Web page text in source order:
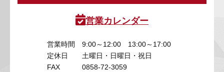
営業カレンダー
営業時間
9:00～12:00 13:00～17:00
定休日
土曜日・日曜日・祝日
FAX
0858-72-3059